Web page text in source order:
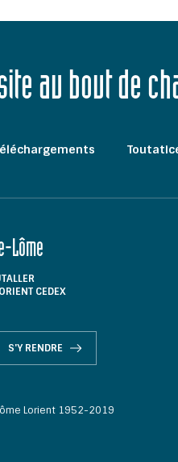
au bout de
Lôme
CEDEX
S'Y RENDRE
Lorient 1952-2019